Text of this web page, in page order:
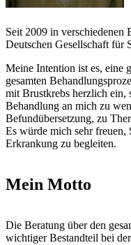
Seit 2009 in verschiedenen
Deutschen Gesellschaft für
Meine Intention ist es, eine
gesamten
mit Brustkrebs herzlich ein,
Behandlung an mich zu
Befundübersetzung, zu
Es würde mich sehr
Erkrankung zu begleiten.
Mein Motto
Die Beratung über den
wichtiger Bestandteil bei